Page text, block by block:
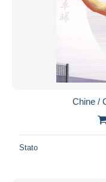
Chine /
Stato